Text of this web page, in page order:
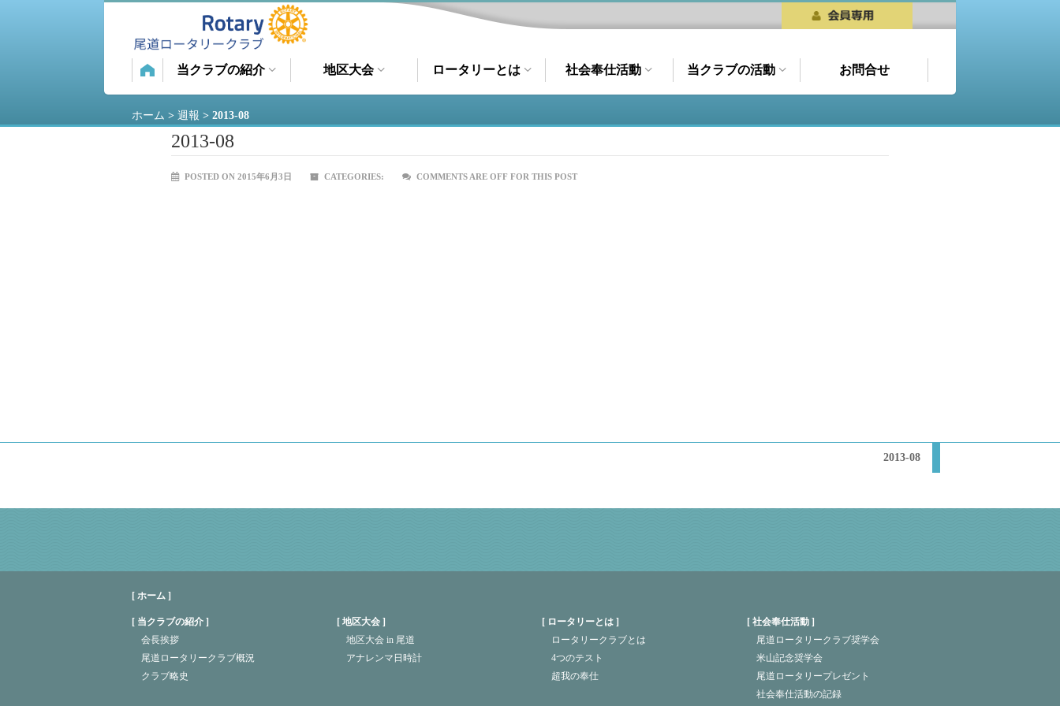
当クラブの紹介 地区大会 ロータリーとは 社会奉仕活動 当クラブの活動 お問合せ
ホーム > 週報 > 2013-08
2013-08
POSTED ON 2015年6月3日 CATEGORIES: COMMENTS ARE OFF FOR THIS POST
2013-08
[ ホーム ]
当クラブの紹介
会長挨拶
尾道ロータリークラブ概況
クラブ略史
地区大会
地区大会 in 尾道
アナレンマ日時計
ロータリーとは
ロータリークラブとは
4つのテスト
超我の奉仕
社会奉仕活動
尾道ロータリークラブ奨学会
米山記念奨学会
尾道ロータリープレゼント
社会奉仕活動の記録